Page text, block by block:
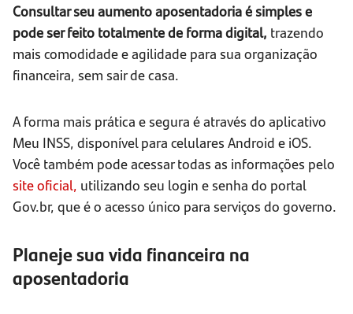
Consultar seu aumento aposentadoria é simples e
pode ser feito totalmente de forma digital, trazendo
mais comodidade e agilidade para sua organização
financeira, sem sair de casa.
A forma mais prática e segura é através do aplicativo
Meu INSS, disponível para celulares Android e iOS.
Você também pode acessar todas as informações pelo
site oficial, utilizando seu login e senha do portal
Gov.br, que é o acesso único para serviços do governo.
Planeje sua vida financeira na
aposentadoria